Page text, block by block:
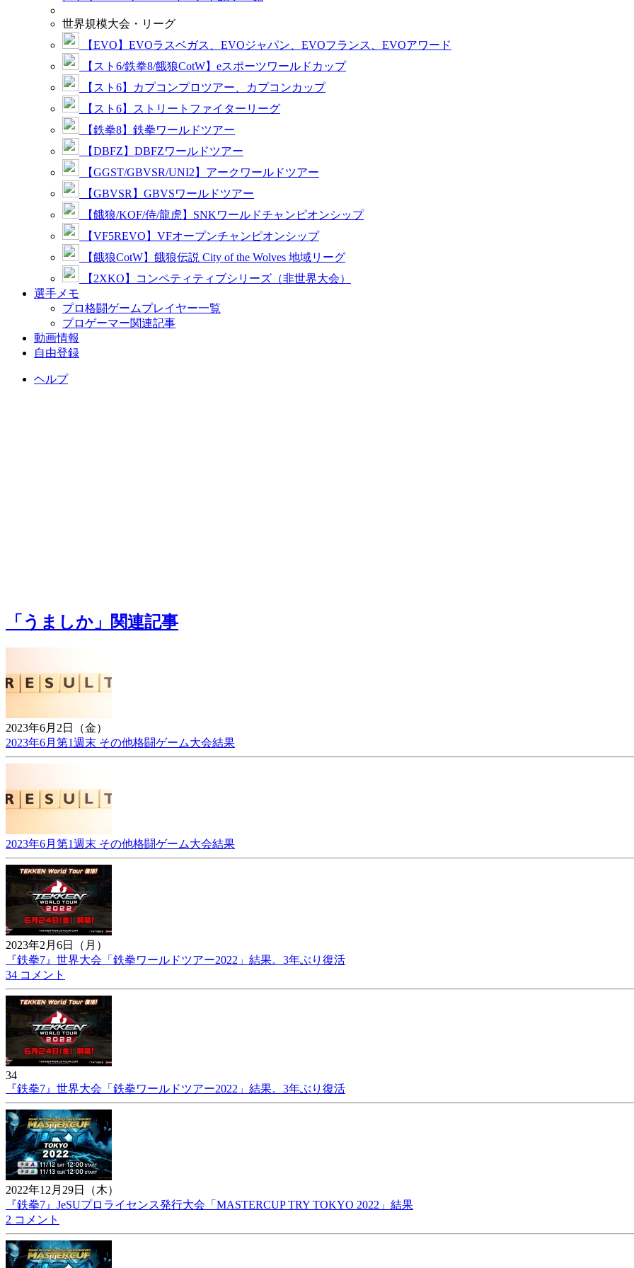
世界規模大会・リーグ
【EVO】EVOラスベガス、EVOジャパン、EVOフランス、EVOアワード
【スト6/鉄拳8/餓狼CotW】eスポーツワールドカップ
【スト6】カプコンプロツアー、カプコンカップ
【スト6】ストリートファイターリーグ
【鉄拳8】鉄拳ワールドツアー
【DBFZ】DBFZワールドツアー
【GGST/GBVSR/UNI2】アークワールドツアー
【GBVSR】GBVSワールドツアー
【餓狼/KOF/侍/龍虎】SNKワールドチャンピオンシップ
【VF5REVO】VFオープンチャンピオンシップ
【餓狼CotW】餓狼伝説 City of the Wolves 地域リーグ
【2XKO】コンペティティブシリーズ（非世界大会）
選手メモ
プロ格闘ゲームプレイヤー一覧
プロゲーマー関連記事
動画情報
自由登録
ヘルプ
「うましか」関連記事
2023年6月2日（金）
2023年6月第1週末 その他格闘ゲーム大会結果
2023年6月第1週末 その他格闘ゲーム大会結果
2023年2月6日（月）
『鉄拳7』世界大会「鉄拳ワールドツアー2022」結果。3年ぶり復活
34 コメント
34
『鉄拳7』世界大会「鉄拳ワールドツアー2022」結果。3年ぶり復活
2022年12月29日（木）
『鉄拳7』JeSUプロライセンス発行大会「MASTERCUP TRY TOKYO 2022」結果
2 コメント